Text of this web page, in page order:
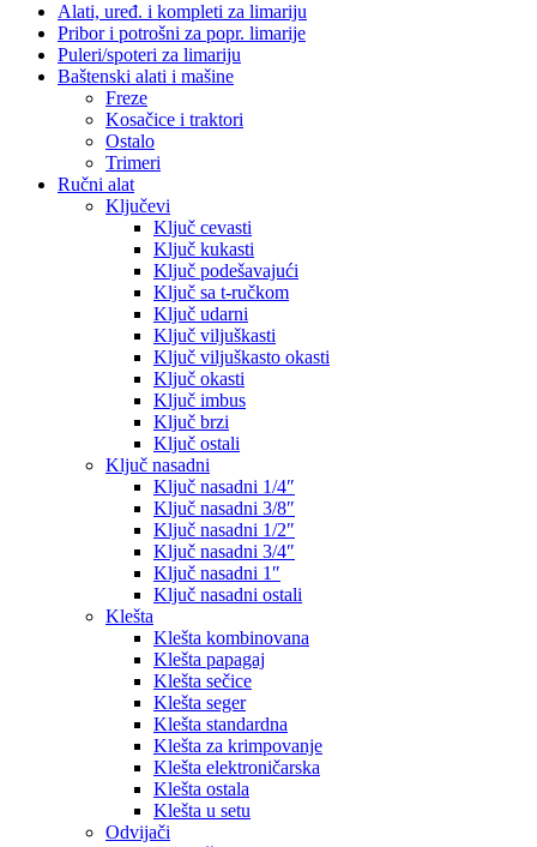
Alati, uređ. i kompleti za limariju
Pribor i potrošni za popr. limarije
Puleri/spoteri za limariju
Baštenski alati i mašine
Freze
Kosačice i traktori
Ostalo
Trimeri
Ručni alat
Ključevi
Ključ cevasti
Ključ kukasti
Ključ podešavajući
Ključ sa t-ručkom
Ključ udarni
Ključ viljuškasti
Ključ viljuškasto okasti
Ključ okasti
Ključ imbus
Ključ brzi
Ključ ostali
Ključ nasadni
Ključ nasadni 1/4″
Ključ nasadni 3/8″
Ključ nasadni 1/2″
Ključ nasadni 3/4″
Ključ nasadni 1″
Ključ nasadni ostali
Klešta
Klešta kombinovana
Klešta papagaj
Klešta sečice
Klešta seger
Klešta standardna
Klešta za krimpovanje
Klešta elektroničarska
Klešta ostala
Klešta u setu
Odvijači